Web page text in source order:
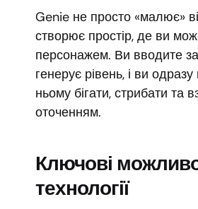
Genie не просто «малює»
створює простір, де ви
персонажем. Ви вводите
генерує рівень, і ви
ньому бігати, стрибати та
оточенням.
Ключові
технології